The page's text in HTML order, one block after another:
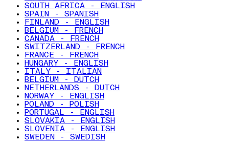
SOUTH AFRICA - ENGLISH
SPAIN - SPANISH
FINLAND - ENGLISH
BELGIUM - FRENCH
CANADA - FRENCH
SWITZERLAND - FRENCH
FRANCE - FRENCH
HUNGARY - ENGLISH
ITALY - ITALIAN
BELGIUM - DUTCH
NETHERLANDS - DUTCH
NORWAY - ENGLISH
POLAND - POLISH
PORTUGAL - ENGLISH
SLOVAKIA - ENGLISH
SLOVENIA - ENGLISH
SWEDEN - SWEDISH